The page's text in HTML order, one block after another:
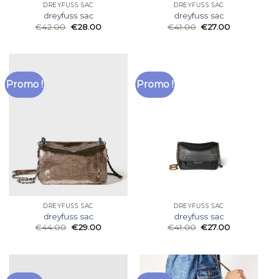
DREYFUSS SAC
dreyfuss sac
€42.00 €28.00
DREYFUSS SAC
dreyfuss sac
€41.00 €27.00
Promo !
DREYFUSS SAC
dreyfuss sac
€44.00 €29.00
Promo !
DREYFUSS SAC
dreyfuss sac
€41.00 €27.00